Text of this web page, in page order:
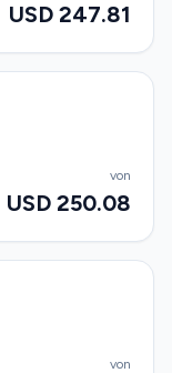
USD 247.81
von
USD 250.08
von